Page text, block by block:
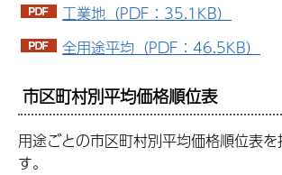
工業地（PDF：35.1KB）
全用途平均（PDF：46.5KB）
市区町村別平均価格順位表
用途ごとの市区町村別平均価格順位表
す。